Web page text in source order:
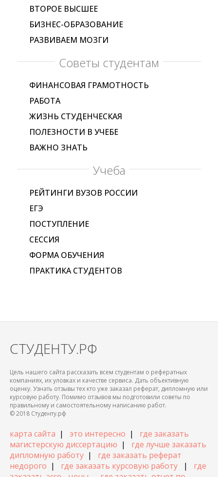
ВТОРОЕ ВЫСШЕЕ
БИЗНЕС-ОБРАЗОВАНИЕ
РАЗВИВАЕМ МОЗГИ
Советы студентам
ФИНАНСОВАЯ ГРАМОТНОСТЬ
РАБОТА
ЖИЗНЬ СТУДЕНЧЕСКАЯ
ПОЛЕЗНОСТИ В УЧЕБЕ
ВАЖНО ЗНАТЬ
Учеба
РЕЙТИНГИ ВУЗОВ РОССИИ
ЕГЭ
ПОСТУПЛЕНИЕ
СЕССИЯ
ФОРМА ОБУЧЕНИЯ
ПРАКТИКА СТУДЕНТОВ
СТУДЕНТУ.РФ
Цель нашего сайта рассказать всем студентам о рефератных
компаниях, их уловках и качестве сервиса. Дать объективную
оценку. Узнать отзывы тех кто уже заказал реферат, дипломную или
курсовую работу. Помимо отзывов мы подготовили советы по
правильному и самостоятельному написанию работ.
© 2018 Студенту.рф
карта сайта | это интересно | где заказать
магистерскую диссертацию | где лучше заказать
дипломную работу | где заказать реферат
недорого | где заказать курсовую работу | где